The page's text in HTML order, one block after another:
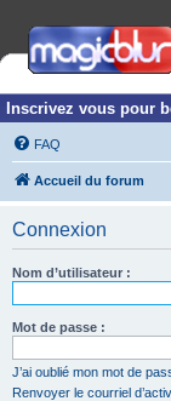
Inscrivez vous pour
FAQ
Accueil du forum
Connexion
Nom d’utilisateur :
Mot de passe :
J’ai oublié mon mot de
Renvoyer le courriel